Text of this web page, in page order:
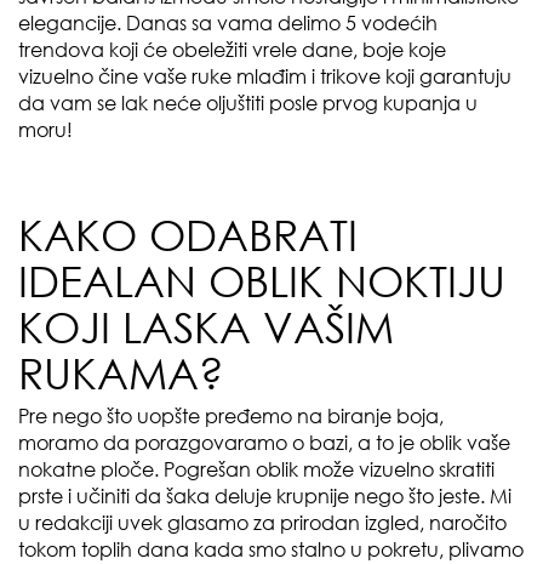
elegancije. Danas sa vama delimo 5 vodećih
trendova koji će obeležiti vrele dane, boje koje
vizuelno čine vaše ruke mlađim i trikove koji garantuju
da vam se lak neće oljuštiti posle prvog kupanja u
moru!
KAKO ODABRATI
IDEALAN OBLIK NOKTIJU
KOJI LASKA VAŠIM
RUKAMA?
Pre nego što uopšte pređemo na biranje boja,
moramo da porazgovaramo o bazi, a to je oblik vaše
nokatne ploče. Pogrešan oblik može vizuelno skratiti
prste i učiniti da šaka deluje krupnije nego što jeste. Mi
u redakciji uvek glasamo za prirodan izgled, naročito
tokom toplih dana kada smo stalno u pokretu, plivamo